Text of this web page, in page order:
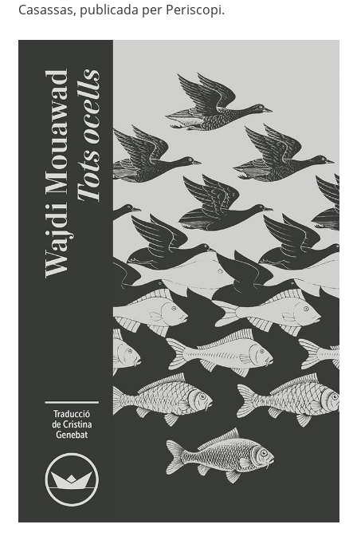
Casassas, publicada per Periscopi.